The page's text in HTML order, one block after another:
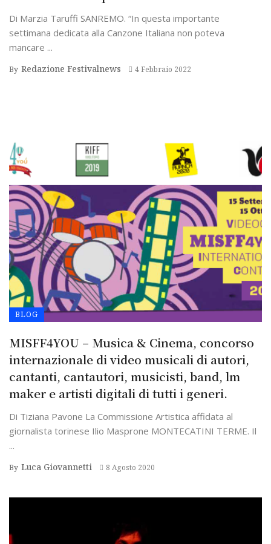
Di Marzia Taruffi SANREMO. “In questa importante
settimana dedicata alla Canzone Italiana non poteva
mancare ...
By Redazione Festivalnews 4 Febbraio 2022
BLOG
MISFF4YOU – Musica & Cinema, concorso
internazionale di video musicali di autori,
cantanti, cantautori, musicisti, band, ­lm
maker e artisti digitali di tutti i generi.
Di Tiziana Pavone La Commissione Artistica affidata al
giornalista torinese Ilio Masprone MONTECATINI TERME. Il
...
By Luca Giovannetti 8 Agosto 2020